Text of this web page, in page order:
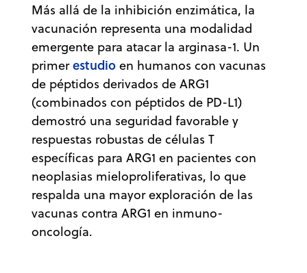
Más allá de la inhibición enzimática, la
vacunación representa una modalidad
emergente para atacar la arginasa-1. Un
primerestudio en humanos con vacunas
de péptidos derivados de ARG1
(combinados con péptidos de PD-L1)
demostró una seguridad favorable y
respuestas robustas de células T
específicas para ARG1 en pacientes con
neoplasias mieloproliferativas, lo que
respalda una mayor exploración de las
vacunas contra ARG1 en inmuno-
oncología.